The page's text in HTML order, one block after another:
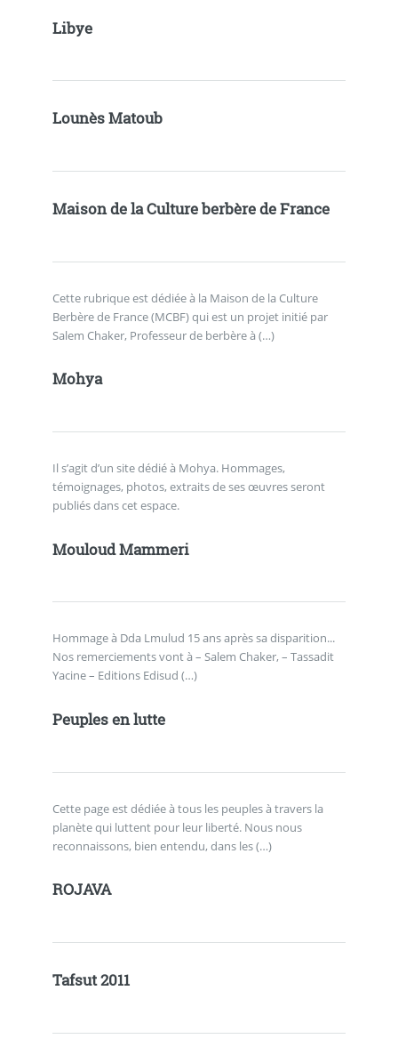
Libye
Lounès Matoub
Maison de la Culture berbère de France
Cette rubrique est dédiée à la Maison de la Culture
Berbère de France (MCBF) qui est un projet initié par
Salem Chaker, Professeur de berbère à (…)
Mohya
Il s’agit d’un site dédié à Mohya. Hommages,
témoignages, photos, extraits de ses œuvres seront
publiés dans cet espace.
Mouloud Mammeri
Hommage à Dda Lmulud 15 ans après sa disparition...
Nos remerciements vont à – Salem Chaker, – Tassadit
Yacine – Editions Edisud (…)
Peuples en lutte
Cette page est dédiée à tous les peuples à travers la
planète qui luttent pour leur liberté. Nous nous
reconnaissons, bien entendu, dans les (…)
ROJAVA
Tafsut 2011